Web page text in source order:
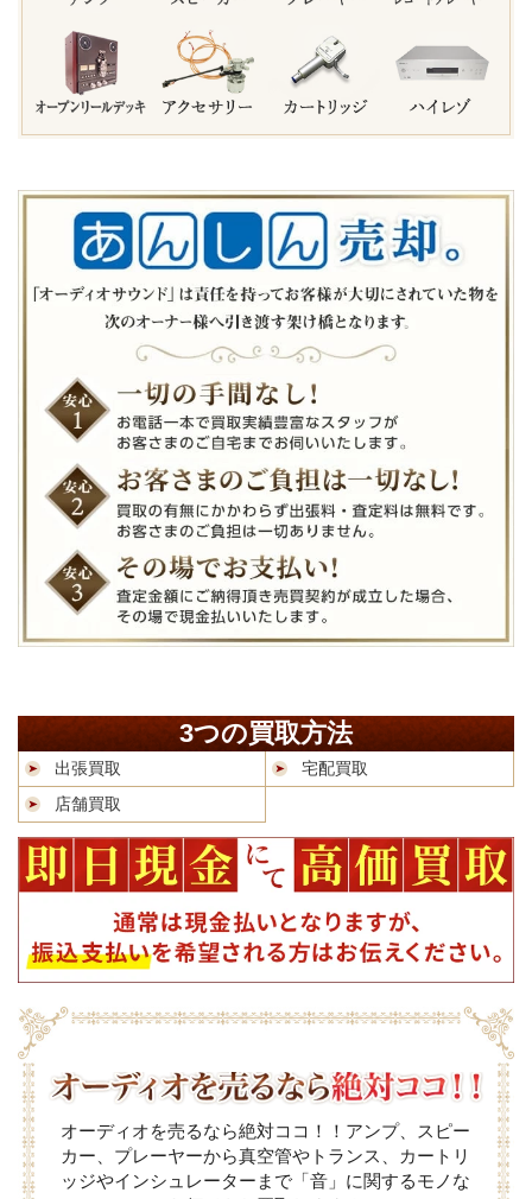
3つの買取方法
出張買取
宅配買取
店舗買取
オーディオを売るなら絶対ココ！！アンプ、スピー
カー、プレーヤーから真空管やトランス、カートリ
ッジやインシュレーターまで「音」に関するモノな